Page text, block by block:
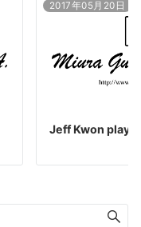
2017年05月20日
Jeff Kwon play